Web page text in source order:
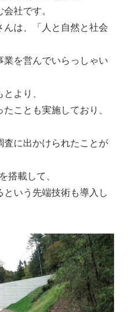
社です。
んは、「人と自然と社会
を営んでいらっしゃい
より、
ことも実施しており、
査に出かけられたことが
搭載して、
いう先端技術も導入し